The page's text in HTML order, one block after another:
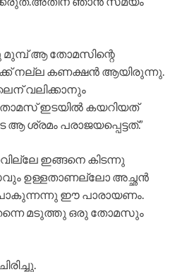
ആ തോമസിന്റെ
നല്ല കണക്ഷൻ ആയിരുന്നു.
വലിക്കാനും
ഇടയിൽ കയറിയത്
ശ്രമം പരാജയപ്പെട്ടത്.”
ഇങ്ങനെ കിടന്നു
ഉള്ളതാണല്ലോ അച്ഛൻ
ഈ പാരായണം.
തന്നെ മടുത്തു ഒരു തോമസും